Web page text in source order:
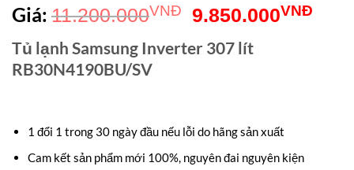
Giá: 11.200.000VNĐ
Giá
gốc
9.850.000VNĐGiá
Tủ lạnh Samsung Inverter 307 lít
RB30N4190BU/SV
1 đổi 1 trong 30 ngày đầu nếu lỗi do hãng sản xuất
Cam kết sản phẩm mới 100%, nguyên đai nguyên kiện